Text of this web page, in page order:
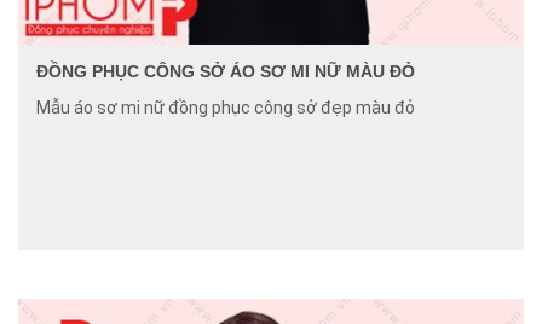
ĐỒNG PHỤC CÔNG SỞ ÁO SƠ MI NỮ MÀU ĐỎ
Mẫu áo sơ mi nữ đồng phục công sở đẹp màu đỏ